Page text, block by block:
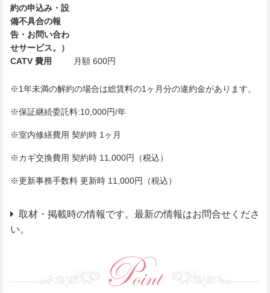
約の申込み・設
備不具合の報
告・お問い合わ
せサービス。）
CATV 費用 月額 600円
※1年未満の解約の場合は総賃料の1ヶ月分の違約金があります。
※保証継続委託料:10,000円/年
※室内修繕費用 契約時 1ヶ月
※カギ交換費用 契約時 11,000円（税込）
※更新事務手数料 更新時 11,000円（税込）
取材・掲載時の情報です。最新の情報はお問合せくださ
い。